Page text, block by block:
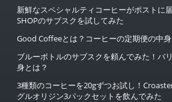
新鮮なスペシャルティコーヒーがポストに
SHOPのサブスクを試してみた
Good Coffeeとは？コーヒーの定期便の中身
ブルーボトルのサブスクを頼んでみた！バ
身とは？
3種類のコーヒーを20gずつお試し！
グルオリジン3パックセットを飲んでみた